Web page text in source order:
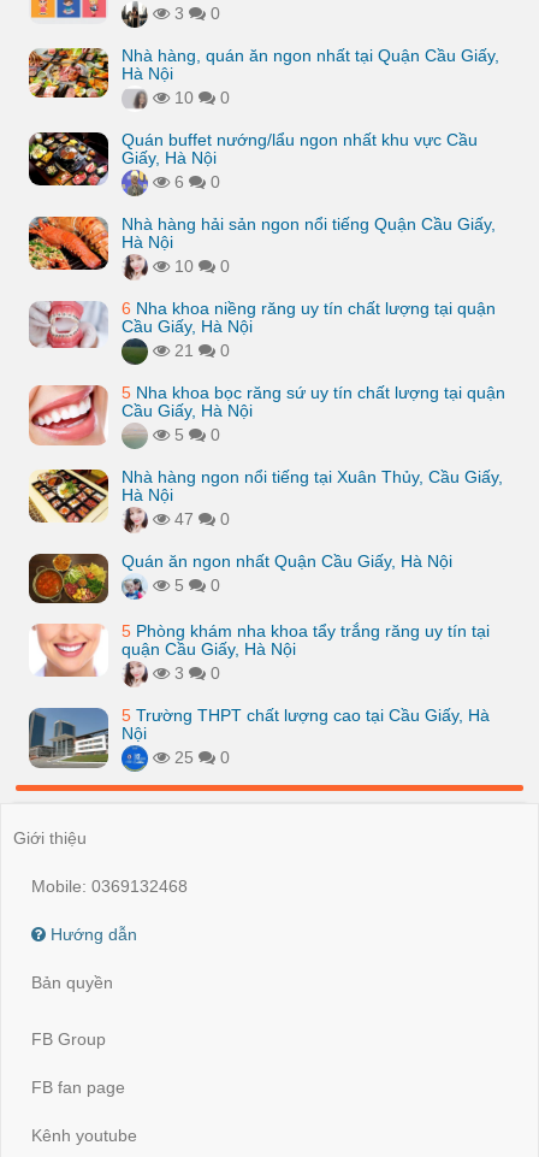
3
0
Nhà hàng, quán ăn ngon nhất tại Quận Cầu Giấy,
Hà Nội
10
0
Quán buffet nướng/lẩu ngon nhất khu vực Cầu
Giấy, Hà Nội
6
0
Nhà hàng hải sản ngon nổi tiếng Quận Cầu Giấy,
Hà Nội
10
0
6 Nha khoa niềng răng uy tín chất lượng tại quận
Cầu Giấy, Hà Nội
21
0
5 Nha khoa bọc răng sứ uy tín chất lượng tại quận
Cầu Giấy, Hà Nội
5
0
Nhà hàng ngon nổi tiếng tại Xuân Thủy, Cầu Giấy,
Hà Nội
47
0
Quán ăn ngon nhất Quận Cầu Giấy, Hà Nội
5
0
5 Phòng khám nha khoa tẩy trắng răng uy tín tại
quận Cầu Giấy, Hà Nội
3
0
5 Trường THPT chất lượng cao tại Cầu Giấy, Hà
Nội
25
0
Giới thiệu
Mobile: 0369132468
Hướng dẫn
Bản quyền
FB Group
FB fan page
Kênh youtube